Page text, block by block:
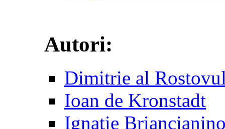
Autori:
Dimitrie al
Ioan de Kronstadt
Ignatie